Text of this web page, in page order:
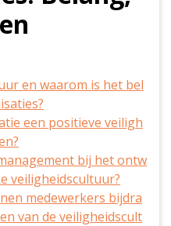
en waarom is het bel
een positieve veiligh
bij het ontw
veiligheidscultuur?
medewerkers bijdra
van de veiligheidscult